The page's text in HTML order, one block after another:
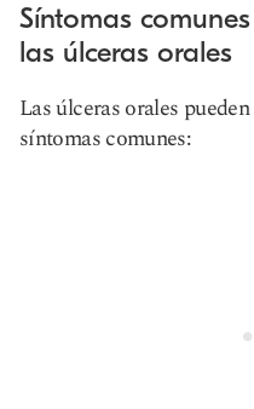
Síntomas
las úlceras orales
Las úlceras orales
síntomas comunes: